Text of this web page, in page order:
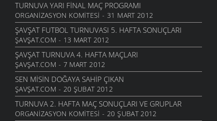
TURNUVA YARI FINAL MAÇ PROGRAMI
ORGANIZASYON KOMITESI - 31 MART 2012
ŞAVŞAT FUTBOL TURNUVASI 5. HAFTA SONUÇLARI
ŞAVŞAT.COM - 13 MART 2012
ŞAVŞAT TURNUVA 4. HAFTA MAÇLARI
ŞAVŞAT.COM - 7 MART 2012
SEN MISIN DOĞAYA SAHIP ÇIKAN
ŞAVŞAT.COM - 20 ŞUBAT 2012
TURNUVA 2. HAFTA MAÇ SONUÇLARI VE GRUPLAR
ORGANIZASYON KOMITESI - 20 ŞUBAT 2012